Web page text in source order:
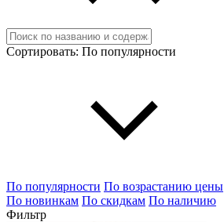
Сортировать: По популярности
По популярности По возрастанию цены
По новинкам По скидкам По наличию
Фильтр